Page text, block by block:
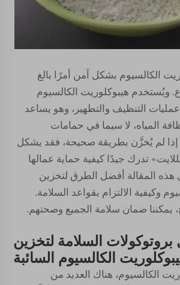
الكالسيوم بشكل آمن أمرًا بالغ
ويُستخدم هيبوكلوريت الكالسيوم
التنظيف والتطهير، وهو يساعد
المياه، لا سيما في حمامات
إذا لم يُخزَّن بطريقة صحيحة، فقد يشكل
تدرك جيدًا كيفية حماية عمالها
هذه المقالة أفضل الطرق لتخزين
وكيفية الالتزام بقواعد السلامة.
يمكننا ضمان سلامة الجميع وصحتهم.
بروتوكولات السلامة لتخزين
الكالسيوم السائبة
الكالسيوم، هناك العديد من